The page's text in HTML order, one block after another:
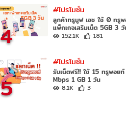
4
#โปรโมชั่น
ลูกค้าทรูมูฟ เอช ใช้ 0 ทรู
แพ็กเกจเสริมเน็ต 5GB 3
152.1K 181
5
#โปรโมชั่น
รับเน็ตฟรี!! ใช้ 15 ทรูพอย
Mbps 1 GB 1 วัน
8.1K 3